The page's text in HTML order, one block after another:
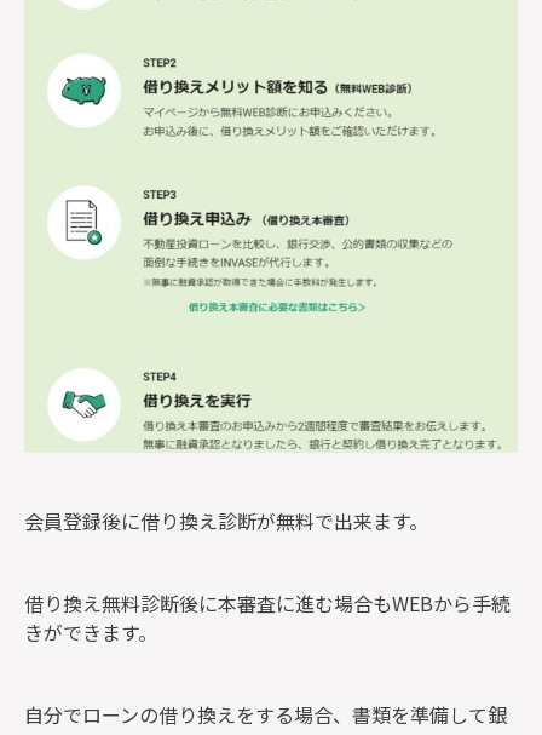
会員登録後に借り換え診断が無料で出来ます。
借り換え無料診断後に本審査に進む場合もWEBから手続
きができます。
自分でローンの借り換えをする場合、書類を準備して銀